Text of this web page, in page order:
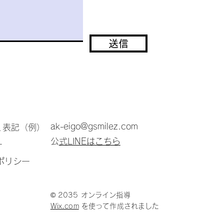
送信
記（例）
リシー
ak-eigo@gsmilez.com
​公式LINEはこちら
© 2035 オンライン指導
Wix.comを使って作成されました